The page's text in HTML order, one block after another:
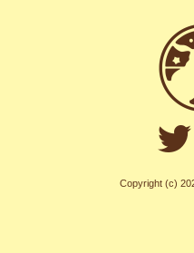
Copyright (c)